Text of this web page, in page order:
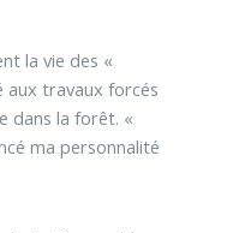
la vie des «
aux travaux forcés
dans la forêt. «
ma personnalité